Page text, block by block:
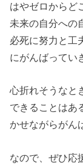
はやゼロからど
未来の自分への
必死に努力と工
にがんばってい
心折れそうなと
できることはあ
かせながらがん
なので、ぜひ応